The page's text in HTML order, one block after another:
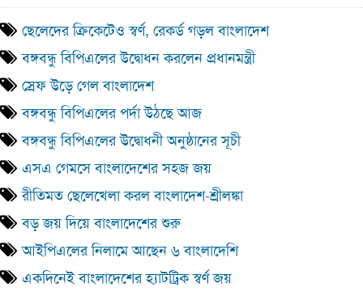
ছেলেদের ক্রিকেটেও স্বর্ণ, রেকর্ড গড়ল বাংলাদেশ
বঙ্গবন্ধু বিপিএলের উদ্বোধন করলেন প্রধানমন্ত্রী
স্রেফ উড়ে গেল বাংলাদেশ
বঙ্গবন্ধু বিপিএলের পর্দা উঠছে আজ
বঙ্গবন্ধু বিপিএলের উদ্বোধনী অনুষ্ঠানের সূচী
এসএ গেমসে বাংলাদেশের সহজ জয়
রীতিমত ছেলেখেলা করল বাংলাদেশ-শ্রীলঙ্কা
বড় জয় দিয়ে বাংলাদেশের শুরু
আইপিএলের নিলামে আছেন ৬ বাংলাদেশি
একদিনেই বাংলাদেশের হ্যাটট্রিক স্বর্ণ জয়